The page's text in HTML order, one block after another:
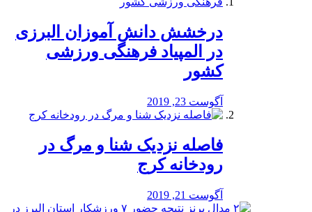
درخشش دانش آموزان البرزی
در المپیاد فرهنگی ورزشی
کشور
آگوست 23, 2019
️فاصله نزدیک شنا و مرگ در
رودخانه کرج
آگوست 21, 2019